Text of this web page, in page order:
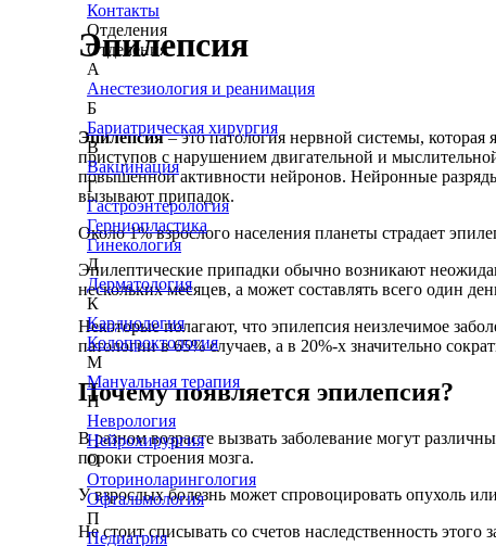
Контакты
Отделения
Отделения
А
Анестезиология и реанимация
Б
Бариатрическая хирургия
В
Вакцинация
Г
Гастроэнтерология
Герниопластика
Гинекология
Д
Дерматология
К
Кардиология
Колопроктология
М
Мануальная терапия
Н
Неврология
Нейрохирургия
О
Оториноларингология
Офтальмология
П
Педиатрия
Эпилепсия
Эпилепсия– это патология нервной системы, которая
приступов с нарушением двигательной и
повышенной активности нейронов. Нейронные
вызывают припадок.
Около 1% взрослого населения планеты страдает
Эпилептические припадки обычно возникают
нескольких месяцев, а может составлять всего один
Некоторые полагают, что эпилепсия неизлечимое
патологии в 65% случаев, а в 20%-х значительно
Почему появляется эпилепсия?
В разном возрасте вызвать заболевание могут
пороки строения мозга.
У взрослых болезнь может спровоцировать опухоль
Не стоит списывать со счетов наследственность